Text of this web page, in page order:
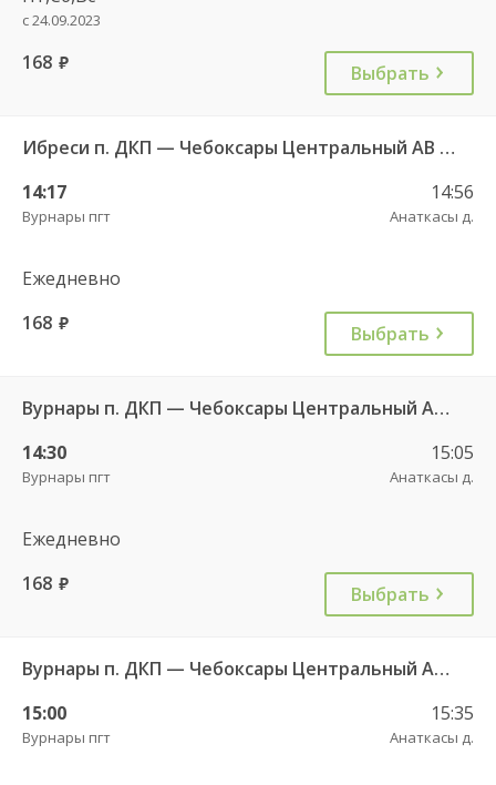
с 24.09.2023
168 руб. Выбрать
Ибреси п. ДКП — Чебоксары Центральный АВ 541
14:17
Вурнары пгт
14:56
Анаткасы д.
Ежедневно
168 руб. Выбрать
Вурнары п. ДКП — Чебоксары Центральный АВ 521
14:30
Вурнары пгт
15:05
Анаткасы д.
Ежедневно
168 руб. Выбрать
Вурнары п. ДКП — Чебоксары Центральный АВ 521
15:00
Вурнары пгт
15:35
Анаткасы д.